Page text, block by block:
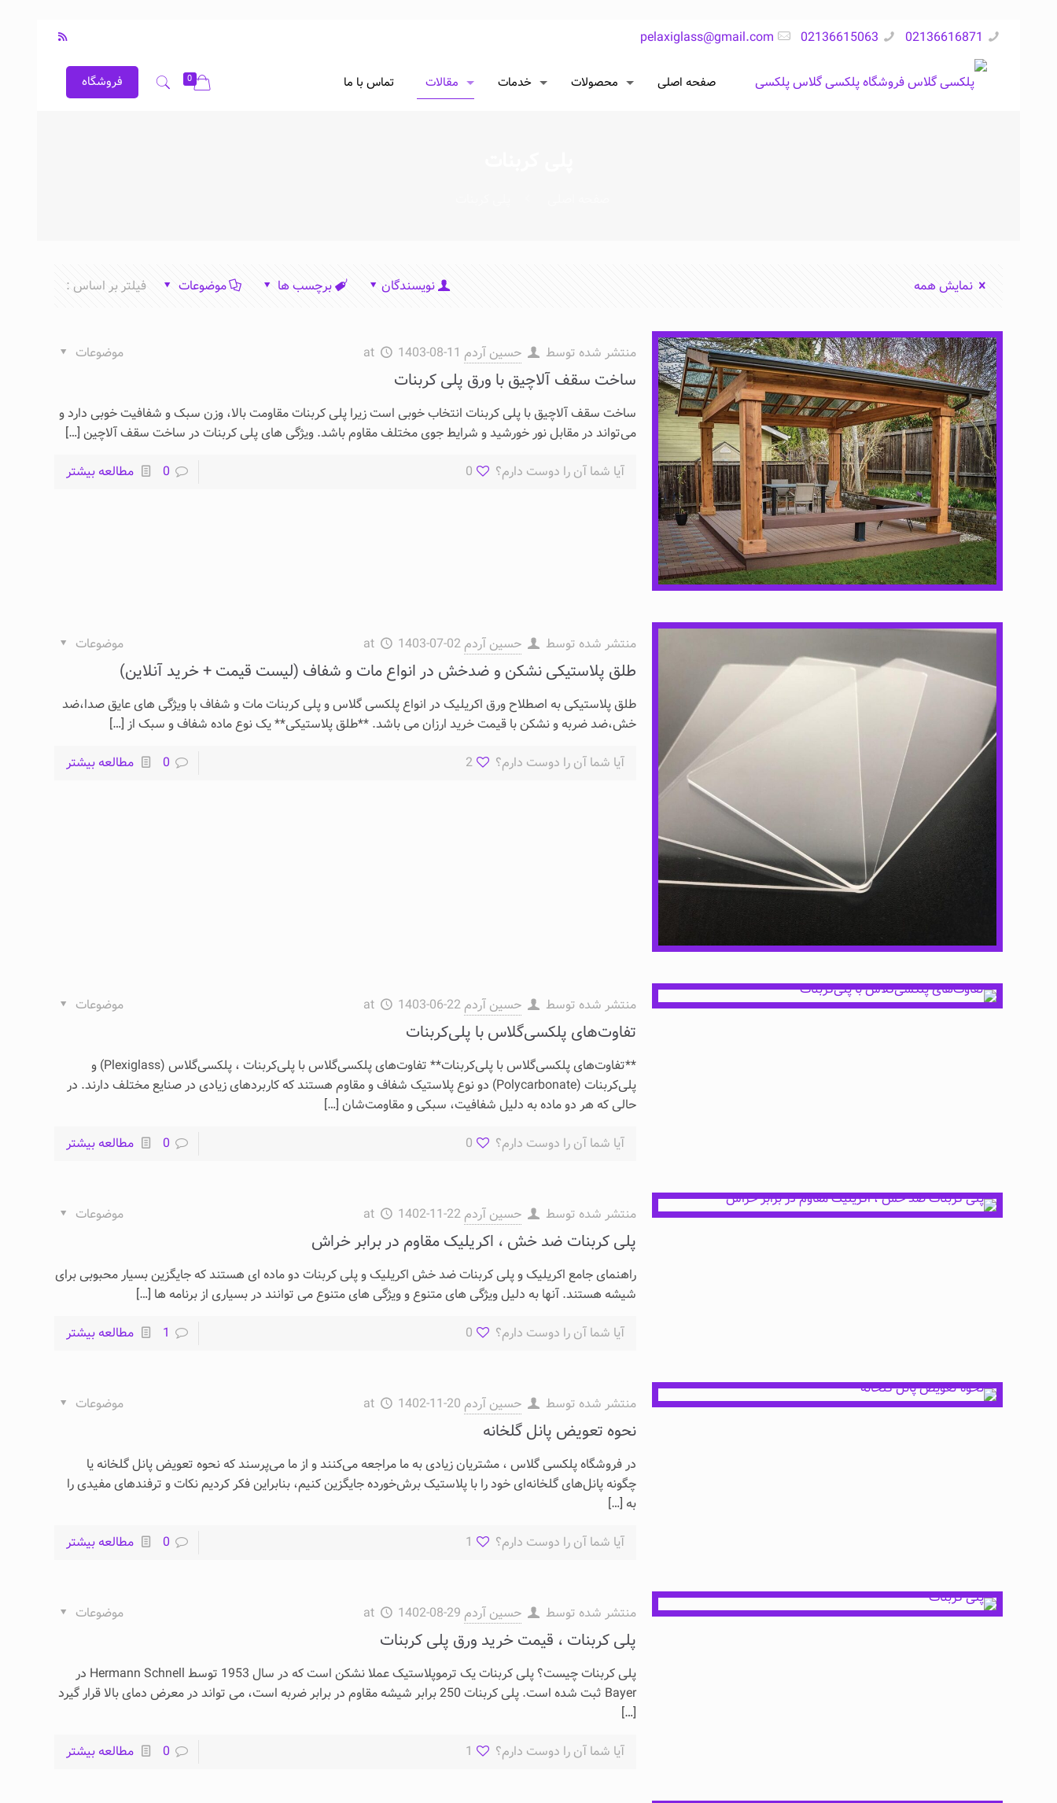
02136616871
02136615063
pelaxiglass@gmail.com
صفحه اصلی محصولات خدمات مقالات تماس با ما 0 فروشگاه
فیلتر بر اساس : موضوعات برچسب ها نویسندگان نمایش همه
منتشر شده توسط حسین آردم at 1403-08-11 موضوعات
ساخت سقف آلاچیق با ورق پلی کربنات
ساخت سقف آلاچیق با پلی کربنات انتخاب خوبی است زیرا پلی کربنات مقاومت بالا، وزن سبک و شفافیت خوبی دارد و
می‌تواند در مقابل نور خورشید و شرایط جوی مختلف مقاوم باشد. ویژگی های پلی کربنات در ساخت سقف آلاچین […]
آیا شما آن را دوست دارم؟
0
0 مطالعه بیشتر
منتشر شده توسط حسین آردم at 1403-07-02 موضوعات
طلق پلاستیکی نشکن و ضدخش در انواع مات و شفاف (لیست قیمت + خرید آنلاین)
طلق پلاستیکی به اصطلاح ورق اکریلیک در انواع پلکسی گلاس و پلی کربنات مات و شفاف با ویژگی های عایق صدا،ضد
خش،ضد ضربه و نشکن با قیمت خرید ارزان می باشد. **طلق پلاستیکی** یک نوع ماده شفاف و سبک از […]
آیا شما آن را دوست دارم؟
2
0 مطالعه بیشتر
منتشر شده توسط حسین آردم at 1403-06-22 موضوعات
تفاوت‌های پلکسی‌گلاس با پلی‌کربنات
**تفاوت‌های پلکسی‌گلاس با پلی‌کربنات** تفاوت‌های پلکسی‌گلاس با پلی‌کربنات ، پلکسی‌گلاس (Plexiglass) و
پلی‌کربنات (Polycarbonate) دو نوع پلاستیک شفاف و مقاوم هستند که کاربردهای زیادی در صنایع مختلف دارند. در
حالی که هر دو ماده به دلیل شفافیت، سبکی و مقاومت‌شان […]
آیا شما آن را دوست دارم؟
0
0 مطالعه بیشتر
منتشر شده توسط حسین آردم at 1402-11-22 موضوعات
پلی کربنات ضد خش ، اکریلیک مقاوم در برابر خراش
راهنمای جامع‎ اکریلیک و پلی کربنات ضد خش اکریلیک و پلی کربنات دو ماده ای هستند که جایگزین بسیار محبوبی برای
شیشه هستند. آنها به دلیل ویژگی های متنوع و ویژگی های متنوع می توانند در بسیاری از برنامه ها […]
آیا شما آن را دوست دارم؟
0
1 مطالعه بیشتر
منتشر شده توسط حسین آردم at 1402-11-20 موضوعات
نحوه تعویض پانل گلخانه
در فروشگاه پلکسی گلاس ، مشتریان زیادی به ما مراجعه می‌کنند و از ما می‌پرسند که نحوه تعویض پانل گلخانه یا
چگونه پانل‌های گلخانه‌ای خود را با پلاستیک برش‌خورده جایگزین کنیم، بنابراین فکر کردیم نکات و ترفندهای مفیدی را
به […]
آیا شما آن را دوست دارم؟
1
0 مطالعه بیشتر
منتشر شده توسط حسین آردم at 1402-08-29 موضوعات
پلی کربنات ، قیمت خرید ورق پلی کربنات
پلی کربنات چیست؟ پلی کربنات یک ترموپلاستیک عملا نشکن است که در سال 1953 توسط Hermann Schnell در
Bayer ثبت شده است. پلی کربنات 250 برابر شیشه مقاوم در برابر ضربه است، می تواند در معرض دمای بالا قرار گیرد
[…]
آیا شما آن را دوست دارم؟
1
0 مطالعه بیشتر